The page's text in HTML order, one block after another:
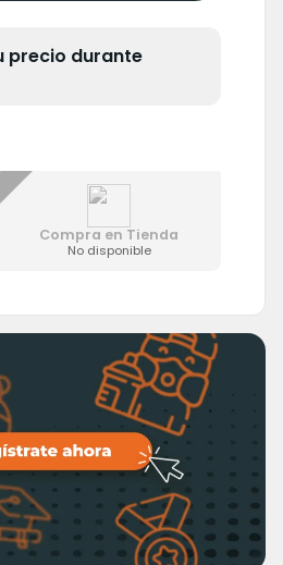
precio durante
Compra en Tienda
No disponible